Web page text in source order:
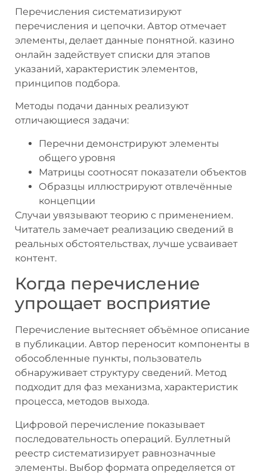
Перечисления систематизируют
перечисления и цепочки. Автор отмечает
элементы, делает данные понятной. казино
онлайн задействует списки для этапов
указаний, характеристик элементов,
принципов подбора.
Методы подачи данных реализуют
отличающиеся задачи:
Перечни демонстрируют элементы
общего уровня
Матрицы соотносят показатели объектов
Образцы иллюстрируют отвлечённые
концепции
Случаи увязывают теорию с применением.
Читатель замечает реализацию сведений в
реальных обстоятельствах, лучше усваивает
контент.
Когда перечисление
упрощает восприятие
Перечисление вытесняет объёмное описание
в публикации. Автор переносит компоненты в
обособленные пункты, пользователь
обнаруживает структуру сведений. Метод
подходит для фаз механизма, характеристик
процесса, методов выхода.
Цифровой перечисление показывает
последовательность операций. Буллетный
реестр систематизирует равнозначные
элементы. Выбор формата определяется от